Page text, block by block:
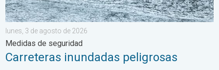
lunes, 3 de agosto de 2026
Medidas de seguridad
Carreteras inundadas peligrosas